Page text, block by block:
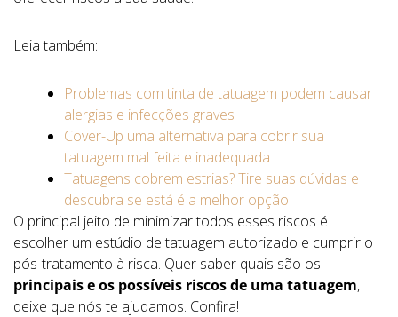
Leia também:
Problemas com tinta de tatuagem podem causar
alergias e infecções graves
Cover-Up uma alternativa para cobrir sua
tatuagem mal feita e inadequada
Tatuagens cobrem estrias? Tire suas dúvidas e
descubra se está é a melhor opção
O principal jeito de minimizar todos esses riscos é
escolher um estúdio de tatuagem autorizado e cumprir o
pós-tratamento à risca. Quer saber quais são os
principais e os possíveis riscos de uma tatuagem,
deixe que nós te ajudamos. Confira!